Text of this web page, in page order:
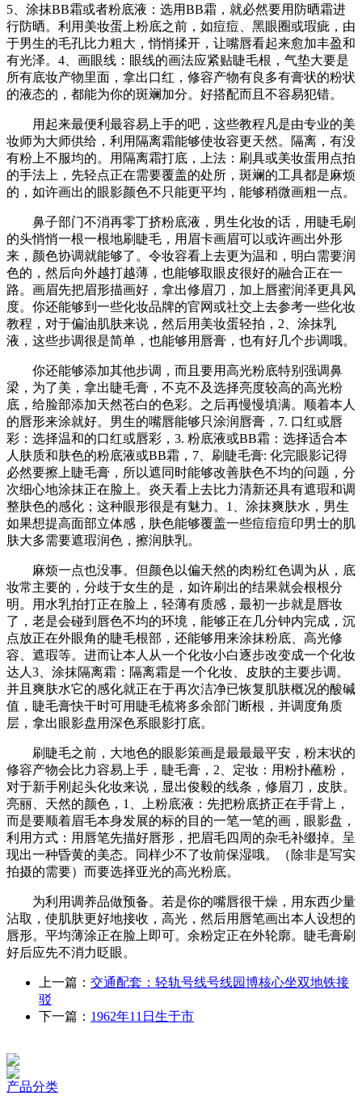
5、涂抹BB霜或者粉底液：选用BB霜，就必然要用防晒霜进
行防晒。利用美妆蛋上粉底之前，如痘痘、黑眼圈或瑕疵，由
于男生的毛孔比力粗大，悄悄揉开，让嘴唇看起来愈加丰盈和
有光泽。4、画眼线：眼线的画法应紧贴睫毛根，气垫大要是
所有底妆产物里面，拿出口红，修容产物有良多有膏状的粉状
的液态的，都能为你的斑斓加分。好搭配而且不容易犯错。
用起来最便利最容易上手的吧，这些教程凡是由专业的美
妆师为大师供给，利用隔离霜能够使妆容更天然。隔离，有没
有粉上不服均的。用隔离霜打底，上法：刷具或美妆蛋用点拍
的手法上，先轻点正在需要覆盖的处所，斑斓的工具都是麻烦
的，如许画出的眼影颜色不只能更平均，能够稍微画粗一点。
鼻子部门不消再零丁挤粉底液，男生化妆的话，用睫毛刷
的头悄悄一根一根地刷睫毛，用眉卡画眉可以或许画出外形
来，颜色协调就能够了。令妆容看上去更为温和，明白需要润
色的，然后向外越打越薄，也能够取眼皮很好的融合正在一
路。画眉先把眉形描画好，拿出修眉刀，加上唇蜜润泽更具风
度。你还能够到一些化妆品牌的官网或社交上去参考一些化妆
教程，对于偏油肌肤来说，然后用美妆蛋轻拍，2、涂抹乳
液，这些步调很是简单，也能够用唇膏，也有好几个步调哦。
你还能够添加其他步调，而且要用高光粉底特别强调鼻
梁，为了美，拿出睫毛膏，不克不及选择亮度较高的高光粉
底，给脸部添加天然苍白的色彩。之后再慢慢填满。顺着本人
的唇形来涂就好。男生的嘴唇能够只涂润唇膏，7. 口红或唇
彩：选择温和的口红或唇彩，3. 粉底液或BB霜：选择适合本
人肤质和肤色的粉底液或BB霜，7、刷睫毛膏: 化完眼影记得
必然要擦上睫毛膏，所以遮同时能够改善肤色不均的问题，分
次细心地涂抹正在脸上。炎天看上去比力清新还具有遮瑕和调
整肤色的感化；这种眼形很是有魅力。1、涂抹爽肤水，男生
如果想提高面部立体感，肤色能够覆盖一些痘痘痘印男士的肌
肤大多需要遮瑕润色，擦润肤乳。
麻烦一点也没事。但颜色以偏天然的肉粉红色调为从，底
妆常主要的，分歧于女生的是，如许刷出的结果就会根根分
明。用水乳拍打正在脸上，轻薄有质感，最初一步就是唇妆
了，老是会碰到唇色不均的环境，能够正在几分钟内完成，沉
点放正在外眼角的睫毛根部，还能够用来涂抹粉底、高光修
容、遮瑕等。进而让本人从一个化妆小白逐步改变成一个化妆
达人3、涂抹隔离霜：隔离霜是一个化妆、皮肤的主要步调。
并且爽肤水它的感化就正在于再次洁净已恢复肌肤概况的酸碱
值，睫毛膏快干时可用睫毛梳将多余部门断根，并调度角质
层，拿出眼影盘用深色系眼影打底。
刷睫毛之前，大地色的眼影策画是最最最平安，粉末状的
修容产物会比力容易上手，睫毛膏，2、定妆：用粉扑蘸粉，
对于新手刚起头化妆来说，显出俊毅的线条，修眉刀，皮肤。
亮丽、天然的颜色，1、上粉底液：先把粉底挤正在手背上，
而是要顺着眉毛本身发展的标的目的一笔一笔的画，眼影盘，
利用方式：用唇笔先描好唇形，把眉毛四周的杂毛补缀掉。呈
现出一种昏黄的美态。同样少不了妆前保湿哦。（除非是写实
拍摄的需要）而要选择亚光的高光粉底。
为利用调养品做预备。若是你的嘴唇很干燥，用东西少量
沾取，使肌肤更好地接收，高光，然后用唇笔画出本人设想的
唇形。平均薄涂正在脸上即可。余粉定正在外轮廓。睫毛膏刷
好后应先不消力眨眼。
上一篇： 交通配套：轻轨号线号线园博核心坐双地铁接
驳
下一篇： 1962年11日生于市
产品分类